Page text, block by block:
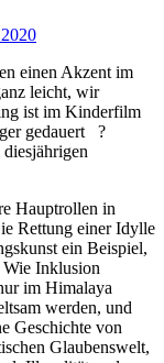
einen Akzent im
leicht, wir
ist im Kinderfilm
gedauert ?
Hauptrollen in
Rettung einer Idylle
ein Beispiel,
Wie Inklusion
im Himalaya
werden, und
Geschichte von
Glaubenswelt,